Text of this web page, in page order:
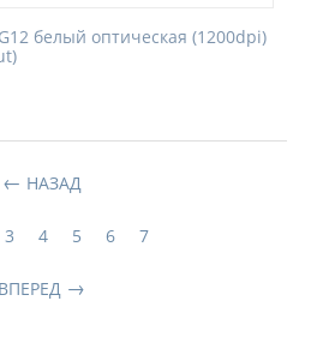
белый оптическая (1200dpi)
НАЗАД
3 4 5 6 7
ВПЕРЕД